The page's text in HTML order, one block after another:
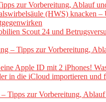
zur Vorbereitung, Ablauf
(HWS) knacken –
Scout 24 und
– Tipps zur Vorbereitung,
Apple ID mit 2 iPhones!
in die iCloud importieren und
Tipps zur Vorbereitung, Ablauf